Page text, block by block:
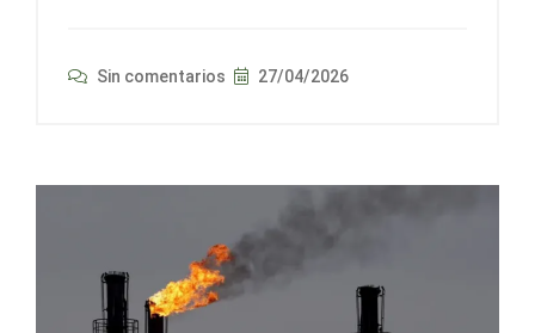
Sin comentarios 27/04/2026